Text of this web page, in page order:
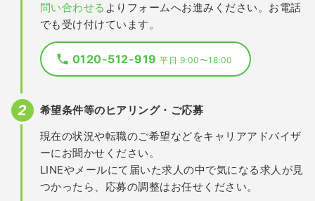
問い合わせる よりフォームへお進みください。お電話
でも受け付けています。
0120-512-919平日 9:00〜18:00
希望条件等のヒアリング・ご応募
現在の状況や転職のご希望などをキャリアアドバイザ
ーにお聞かせください。
LINEやメールにて届いた求人の中で気になる求人が見
つかったら、応募の調整はお任せください。